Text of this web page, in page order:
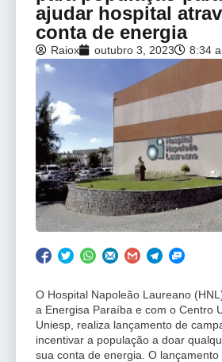
ajudar hospital
conta de energia
Raiox outubro 3, 2023 8:34
O Hospital Napoleão Laureano
a Energisa Paraíba e com o Centro
Uniesp, realiza lançamento de
incentivar a população a doar
sua conta de energia. O